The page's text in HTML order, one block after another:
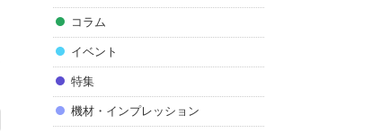
コラム
イベント
特集
機材・インプレッション